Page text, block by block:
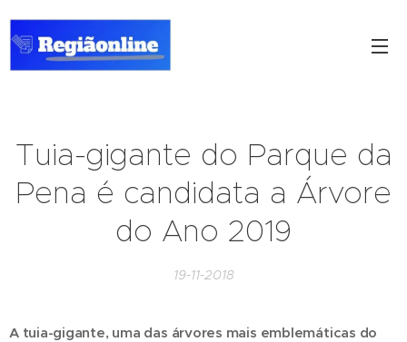
Tuia-gigante do Parque da
Pena é candidata a Árvore
do Ano 2019
19-11-2018
A tuia-gigante, uma das árvores mais emblemáticas do